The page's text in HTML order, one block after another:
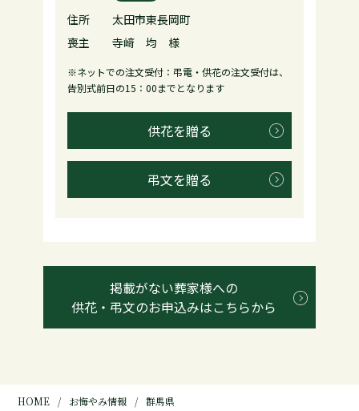
住所
太田市東長岡町
喪主
寺﨑 均 様
※ネットでの注文受付：弔電・供花の注文受付は、
告別式前日の15：00までとなります
供花を贈る
弔文を贈る
掲載がない葬家様への
供花・弔文のお申込みはこちらから
HOME お悔やみ情報 群馬県